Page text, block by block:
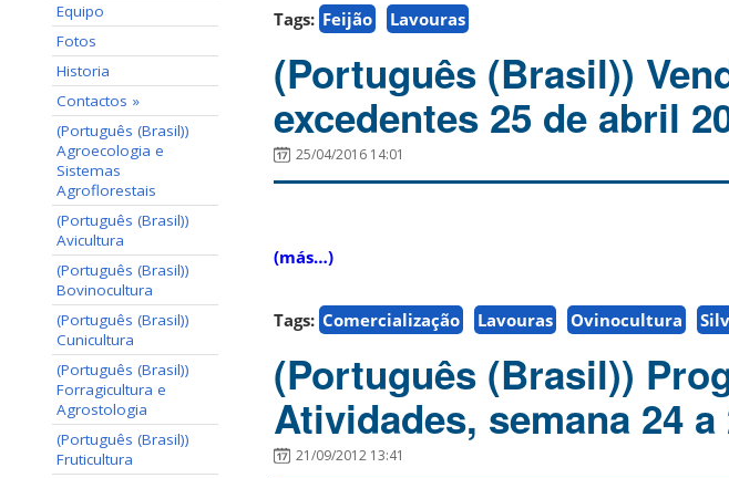
Equipo
Fotos
Historia
Contactos »
(Português (Brasil))
Agroecologia e
Sistemas
Agroflorestais
(Português (Brasil))
Avicultura
(Português (Brasil))
Bovinocultura
(Português (Brasil))
Cunicultura
(Português (Brasil))
Forragicultura e
Agrostologia
(Português (Brasil))
Fruticultura
Tags: Feijão Lavouras
(Português (Brasil))
excedentes 25 de abril
25/04/2016 14:01
(más…)
Tags: Comercialização Lavouras Ovinocultura
(Português (Brasil))
Atividades, semana 24
21/09/2012 13:41